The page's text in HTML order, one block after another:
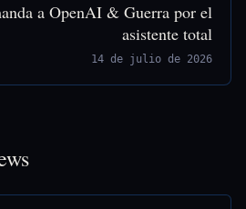
a OpenAI & Guerra por el
asistente total
14 de julio de 2026